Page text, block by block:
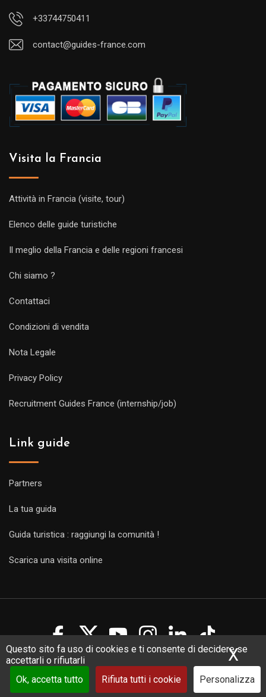
Questo sito fa uso di cookies e ti consente di decidere se
accettarli o rifiutarli
Ok, accetta tutto
Rifiuta tutti i cookie Personalizza
X
+33744750411
contact@guides-france.com
Visita la Francia
Attività in Francia (visite, tour)
Elenco delle guide turistiche
Il meglio della Francia e delle regioni francesi
Chi siamo ?
Contattaci
Condizioni di vendita
Nota Legale
Privacy Policy
Recruitment Guides France (internship/job)
Link guide
Partners
La tua guida
Guida turistica : raggiungi la comunità !
Scarica una visita online
Copyright Guides 2021. Tous droits réservés.
Développement
web sur mesurepar iSoluce